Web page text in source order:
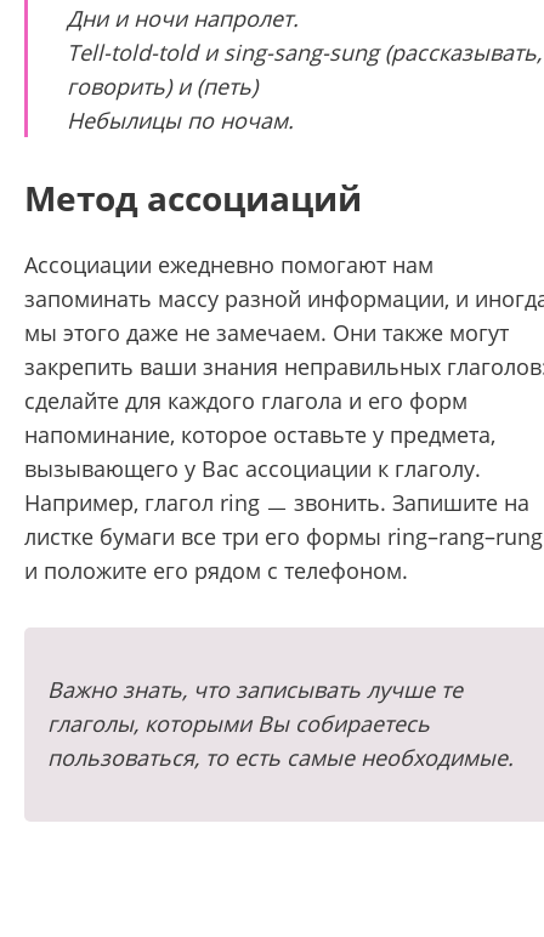
Дни и ночи напролет.
Tell-told-told и sing-sang-sung (рассказывать,
говорить) и (петь)
Небылицы по ночам.
Метод ассоциаций
Ассоциации ежедневно помогают нам
запоминать массу разной информации, и
мы этого даже не замечаем. Они также могут
закрепить ваши знания неправильных
сделайте для каждого глагола и его форм
напоминание, которое оставьте у предмета,
вызывающего у Вас ассоциации к глаголу.
Например, глагол ring ㅡ звонить. Запишите на
листке бумаги все три его формы ring–rang–rung
и положите его рядом с телефоном.
Важно знать, что записывать лучше те
глаголы, которыми Вы собираетесь
пользоваться, то есть самые необходимые.